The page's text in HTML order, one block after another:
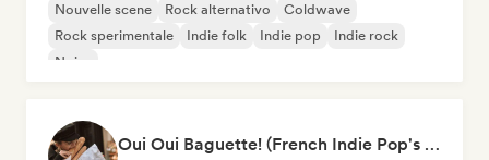
Nouvelle scene Rock alternativo
Coldwave
Rock sperimentale
Indie folk Indie pop
Indie rock
Noise
Oui Oui Baguette! (French Indie Pop's Finest)